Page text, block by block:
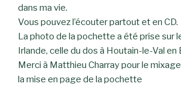
dans ma vie.
Vous pouvez l’écouter partout et en CD.
La photo de la pochette a été prise sur
Irlande, celle du dos à Houtain-le-Val en
Merci à Matthieu Charray pour le
la mise en page de la pochette